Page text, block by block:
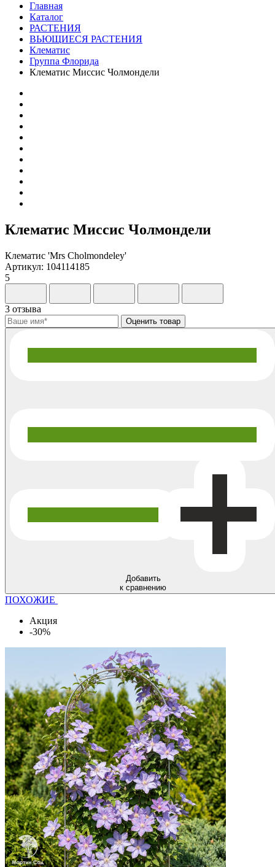
Главная
Каталог
РАСТЕНИЯ
ВЬЮЩИЕСЯ РАСТЕНИЯ
Клематис
Группа Флорида
Клематис Миссис Чолмондели
Клематис Миссис Чолмондели
Клематис 'Mrs Cholmondeley'
Артикул: 104114185
5
3 отзыва
Добавить
к сравнению
ПОХОЖИЕ
Акция
-30%